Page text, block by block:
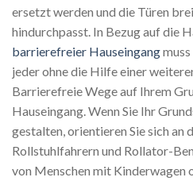
ersetzt werden und die Türen
hindurchpasst. In Bezug auf die
barrierefreier Hauseingang
jeder ohne die Hilfe einer
Barrierefreie Wege auf Ihrem
Hauseingang. Wenn Sie Ihr
gestalten, orientieren Sie sich an
Rollstuhlfahrern und Rollator-
von Menschen mit Kinderwagen